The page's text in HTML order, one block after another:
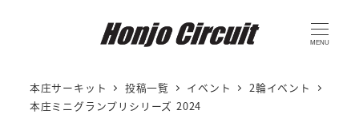
MENU
本庄サーキット 投稿一覧 イベント
2輪イベント
本庄ミニグランプリシリーズ 2024